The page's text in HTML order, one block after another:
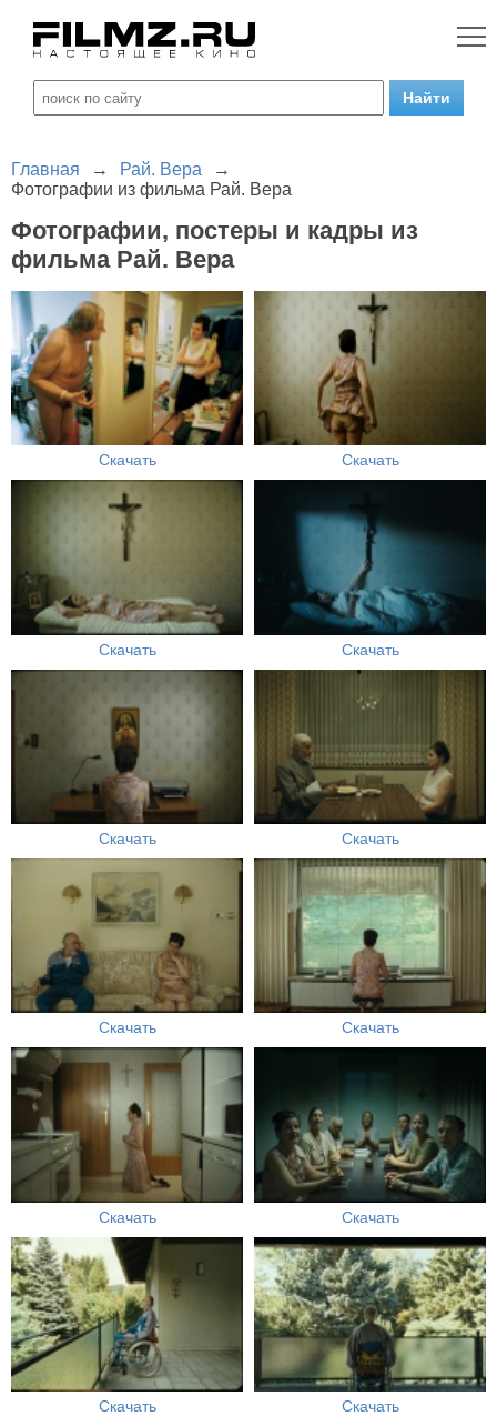
Главная → Рай. Вера
→
Фотографии из фильма Рай. Вера
Фотографии, постеры и кадры из
фильма Рай. Вера
Скачать Скачать
Скачать Скачать
Скачать Скачать
Скачать Скачать
Скачать Скачать
Скачать Скачать